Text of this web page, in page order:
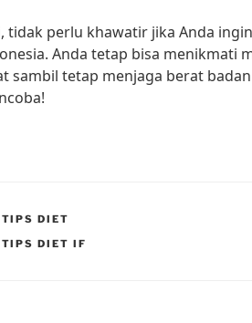
tidak perlu khawatir jika Anda
Anda tetap bisa menikmati
sambil tetap menjaga berat
CATEGORIES
TIPS DIET
TAGS
TIPS DIET IF